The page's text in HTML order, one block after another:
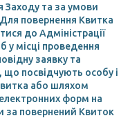
Заходу та за умови
повернення Квитка
до Адміністрації
у місці проведення
заявку та
посвідчують особу і
або шляхом
форм на
за повернений Квиток